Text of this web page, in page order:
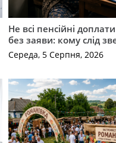
Не всі пенсійні
без заяви: кому слід
Середа, 5 Серпня, 2026